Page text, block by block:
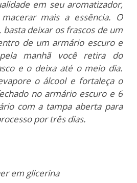
em seu aromatizador,
mais a essência. O
basta deixar os frascos de um
de um armário escuro e
manhã você retira do
e o deixa até o meio dia.
o álcool e fortaleça o
no armário escuro e 6
com a tampa aberta para
por três dias.
em glicerina